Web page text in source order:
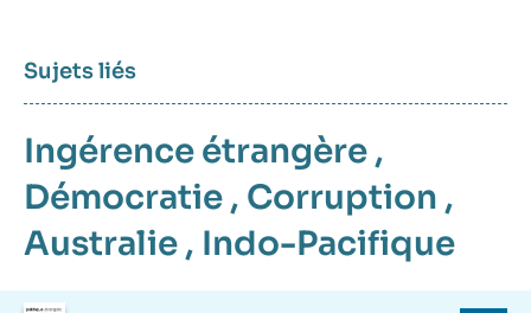
Sujets liés
Ingérence étrangère ,
Démocratie , Corruption ,
Australie , Indo-Pacifique